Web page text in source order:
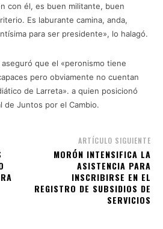
con él, es buen militante, buen
Es laburante camina, anda,
para ser presidente», lo halagó.
que el «peronismo tiene
pero obviamente no cuentan
de Larreta». a quien posicionó
de Juntos por el Cambio.
ARTÍCULO SIGUIENTE
MORÓN INTENSIFICA LA
ASISTENCIA PARA
INSCRIBIRSE EN EL
REGISTRO DE SUBSIDIOS DE
SERVICIOS